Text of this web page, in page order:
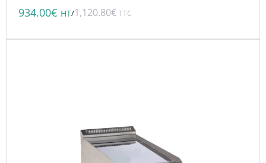
934.00€ HT/1,120.80€ TTC